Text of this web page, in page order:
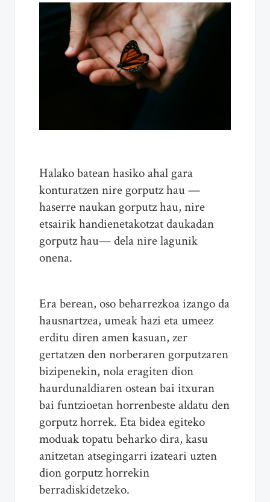
Halako batean hasiko ahal gara
konturatzen nire gorputz hau —
haserre naukan gorputz hau, nire
etsairik handienetakotzat daukadan
gorputz hau— dela nire lagunik
onena.
Era berean, oso beharrezkoa izango da
hausnartzea, umeak hazi eta umeez
erditu diren amen kasuan, zer
gertatzen den norberaren gorputzaren
bizipenekin, nola eragiten dion
haurdunaldiaren ostean bai itxuran
bai funtzioetan horrenbeste aldatu den
gorputz horrek. Eta bidea egiteko
moduak topatu beharko dira, kasu
anitzetan atsegingarri izateari uzten
dion gorputz horrekin
berradiskidetzeko.